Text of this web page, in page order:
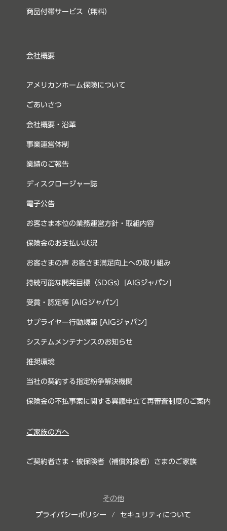
商品付帯サービス（無料）
会社概要
アメリカンホーム保険について
ごあいさつ
会社概要・沿革
事業運営体制
業績のご報告
ディスクロージャー誌
電子公告
お客さま本位の業務運営方針・取組内容
保険金のお支払い状況
お客さまの声 お客さま満足向上への取り組み
持続可能な開発目標（SDGs）[AIGジャパン]
受賞・認定等 [AIGジャパン]
サプライヤー行動規範 [AIGジャパン]
システムメンテナンスのお知らせ
推奨環境
当社の契約する指定紛争解決機関
保険金の不払事案に関する異議申立て再審査制度のご案内
ご家族の方へ
ご契約者さま・被保険者（補償対象者）さまのご家族
その他
プライバシーポリシー / セキュリティについて